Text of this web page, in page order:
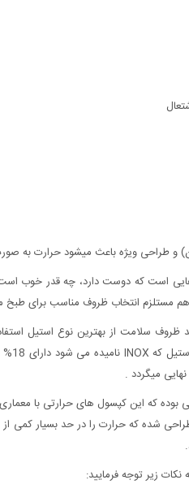
است که دوست دارد، چه قدر خوب است
انتخاب ظروف مناسب برای طبخ
میگردد .
بوده که این کپسول های حرارتی با
شده که حرارت را در حد بسیار کمی
زیر توجه فرمایید: